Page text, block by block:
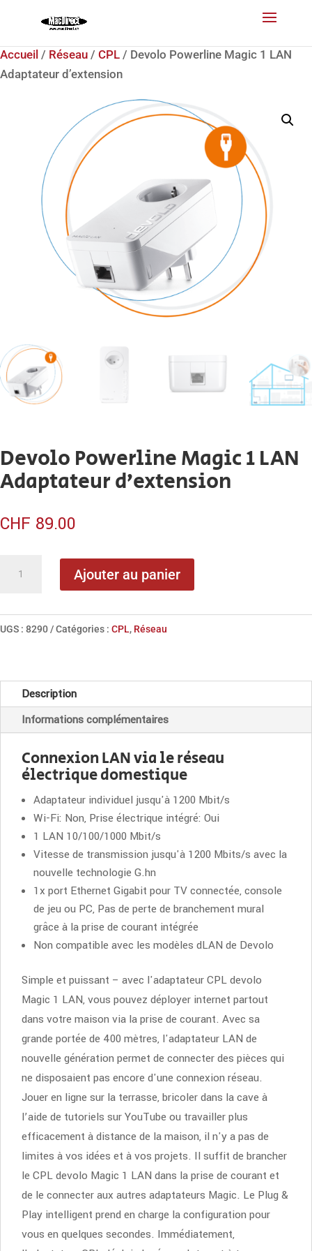
Accueil / Réseau / CPL / Devolo Powerline Magic 1 LAN
Adaptateur d’extension
Devolo Powerline Magic 1 LAN
Adaptateur d’extension
CHF 89.00
Powerline
LAN
Adaptateur
d'extension
Ajouter au panier
UGS : 8290 Catégories : CPL, Réseau
Description
Informations complémentaires
Connexion LAN via le réseau
électrique domestique
Adaptateur individuel jusqu'à 1200 Mbit/s
Wi-Fi: Non, Prise électrique intégré: Oui
1 LAN 10/100/1000 Mbit/s
Vitesse de transmission jusqu'à 1200 Mbits/s avec la
nouvelle technologie G.hn
1x port Ethernet Gigabit pour TV connectée, console
de jeu ou PC, Pas de perte de branchement mural
grâce à la prise de courant intégrée
Non compatible avec les modèles dLAN de Devolo
Simple et puissant – avec l'adaptateur CPL devolo
Magic 1 LAN, vous pouvez déployer internet partout
dans votre maison via la prise de courant. Avec sa
grande portée de 400 mètres, l'adaptateur LAN de
nouvelle génération permet de connecter des pièces qui
ne disposaient pas encore d'une connexion réseau.
Jouer en ligne sur la terrasse, bricoler dans la cave à
l’aide de tutoriels sur YouTube ou travailler plus
efficacement à distance de la maison, il n'y a pas de
limites à vos idées et à vos projets. Il suffit de brancher
le CPL devolo Magic 1 LAN dans la prise de courant et
de le connecter aux autres adaptateurs Magic. Le Plug &
Play intelligent prend en charge la configuration pour
vous en quelques secondes. Immédiatement,